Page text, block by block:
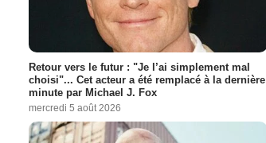
Retour vers le futur : "Je l’ai simplement mal
choisi"... Cet acteur a été remplacé à la dernière
minute par Michael J. Fox
mercredi 5 août 2026